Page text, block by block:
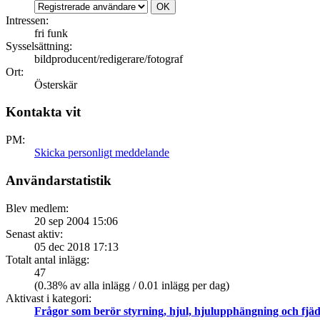
Intressen:
fri funk
Sysselsättning:
bildproducent/redigerare/fotograf
Ort:
Österskär
Kontakta vit
PM:
Skicka personligt meddelande
Användarstatistik
Blev medlem:
20 sep 2004 15:06
Senast aktiv:
05 dec 2018 17:13
Totalt antal inlägg:
47
(0.38% av alla inlägg / 0.01 inlägg per dag)
Aktivast i kategori:
Frågor som berör styrning, hjul, hjulupphängning och